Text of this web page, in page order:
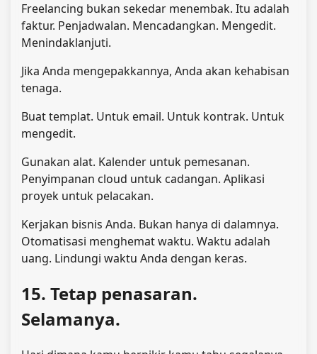
Freelancing bukan sekedar menembak. Itu adalah
faktur. Penjadwalan. Mencadangkan. Mengedit.
Menindaklanjuti.
Jika Anda mengepakkannya, Anda akan kehabisan
tenaga.
Buat templat. Untuk email. Untuk kontrak. Untuk
mengedit.
Gunakan alat. Kalender untuk pemesanan.
Penyimpanan cloud untuk cadangan. Aplikasi
proyek untuk pelacakan.
Kerjakan bisnis Anda. Bukan hanya di dalamnya.
Otomatisasi menghemat waktu. Waktu adalah
uang. Lindungi waktu Anda dengan keras.
15. Tetap penasaran.
Selamanya.